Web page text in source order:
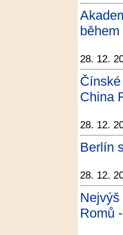
28. 12.
China
28. 12.
Berlín
28. 12.
Romů